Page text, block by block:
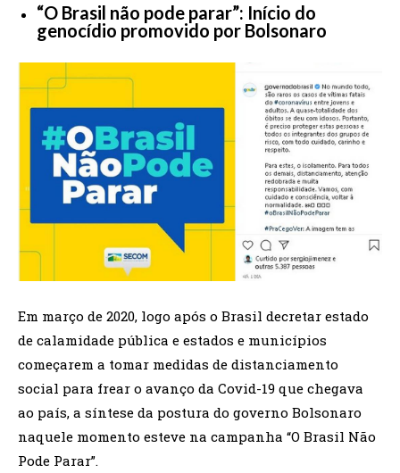
“O Brasil não pode parar”: Início do
genocídio promovido por Bolsonaro
Em março de 2020, logo após o Brasil decretar estado
de calamidade pública e estados e municípios
começarem a tomar medidas de distanciamento
social para frear o avanço da Covid-19 que chegava
ao país, a síntese da postura do governo Bolsonaro
naquele momento esteve na campanha “O Brasil Não
Pode Parar”.